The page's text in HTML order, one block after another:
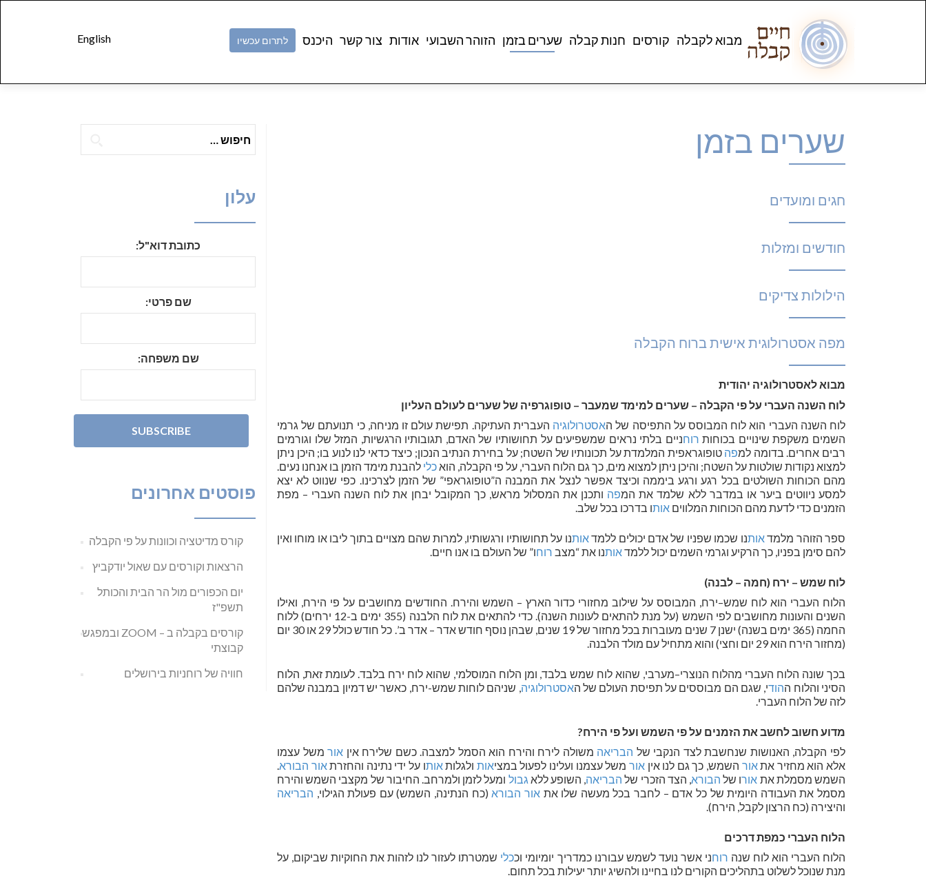
English מבוא לקבלה קורסים חנות קבלה שערים בזמן הזוהר השבועי אודות צור קשר היכנס לתרום עכשיו
שערים בזמן
חגים ומועדים
חודשים ומזלות
הילולות צדיקים
מפה אסטרולוגית אישית ברוח הקבלה
מבוא לאסטרולוגיה יהודית
לוח השנה העברי על פי הקבלה – שערים למימד שמעבר – טופוגרפיה של שערים לעולם העליון
לוח השנה העברי הוא לוח המבוסס על התפיסה של האסטרולוגיה העברית העתיקה. תפישת עולם זו מניחה, כי תנועתם של גרמי
השמים משקפת שינויים בכוחות רוחניים בלתי נראים שמשפיעים על תחושותיו של האדם, תגובותיו הרגשיות, המזל שלו וגורמים
רבים אחרים. בדומה למפה טופוגראפית המלמדת על תכונותיו של השטח; על בחירת הנתיב הנכון; כיצד כדאי לנו לנוע בו; היכן ניתן
למצוא נקודות שולטות על השטח; והיכן ניתן למצוא מים, כך גם הלוח העברי, על פי הקבלה, הואכלי להבנת מימד הזמן בו אנחנו נעים.
מהם הכוחות השולטים בכל רגע ורגע ביממה וכיצד אפשר לנצל את המבנה ה”טופוגראפי” של הזמן לצרכינו. כפי שנווט לא יצא
למסע ניווטים ביער או במדבר ללא שלמד את המפה ותכנן את המסלול מראש, כך המקובל יבחן את לוח השנה העברי – מפת
הזמנים כדי לדעת מהם הכוחות המלווים אותו בדרכו בכל שלב.
ספר הזוהר מלמדאותנו שכמו שפניו של אדם יכולים ללמדאותנו על תחושותיו ורגשותיו, למרות שהם מצויים בתוך ליבו או מוחו ואין
להם סימן בפניו, כך הרקיע וגרמי השמים יכול ללמדאותנו את “מצב רוחו” של העולם בו אנו חיים.
לוח שמש – ירח (חמה – לבנה)
הלוח העברי הוא לוח שמש–ירח, המבוסס על שילוב מחזורי כדור הארץ – השמש והירח. החודשים מחושבים על פי הירח, ואילו
השנים והעונות מחושבים לפי השמש (על מנת להתאים לעונות השנה). כדי להתאים את לוח הלבנה (355 ימים ב-12 ירחים) ללוח
החמה (365 ימים בשנה) ישנן 7 שנים מעוברות בכל מחזור של 19 שנים, שבהן נוסף חודש אדר – אדר ב’. כל חודש כולל 29 או 30 יום
(מחזור הירח הוא 29 יום וחצי) והוא מתחיל עם מולד הלבנה.
בכך שונה הלוח העברי מהלוח הנוצרי–מערבי, שהוא לוח שמש בלבד, ומן הלוח המוסלמי, שהוא לוח ירח בלבד. לעומת זאת, הלוח
הסיני והלוח ההודי, שגם הם מבוססים על תפיסת העולם של האסטרולוגיה, שניהם לוחות שמש-ירח, כאשר יש דמיון במבנה שלהם
לזה של הלוח העברי.
מדוע חשוב לחשב את הזמנים על פי השמש ועל פי הירח?
לפי הקבלה, האנושות שנחשבת לצד הנקבי של הבריאה משולה לירח והירח הוא הסמל למצבה. כשם שלירח אין אורמשל עצמו
אלא הוא מחזיר אתאור השמש, כך גם לנו איןאור משל עצמנו ועלינו לפעול במציאות ולגלותאותו על ידי נתינה והחזרתאור הבורא.
השמש מסמלת את אורו של הבורא, הצד הזכרי של הבריאה, השופע ללא גבול ומעל לזמן ולמרחב. החיבור של מקצבי השמש והירח
מסמל את העבודה היומית של כל אדם – לחבר בכל מעשה שלו אתאור הבורא(כח הנתינה, השמש) עם פעולת הגילוי, הבריאה
והיצירה (כח הרצון לקבל, הירח).
הלוח העברי כמפת דרכים
הלוח העברי הוא לוח שנה רוחני אשר נועד לשמש עבורנו כמדריך יומיומי וככלי שמטרתו לעזור לנו לזהות את החוקיות שביקום, על
מנת שנוכל לשלוט בתהליכים הקורים לנו בחיינו ולהשיג יותר יעילות בכל תחום.
עלון
כתובת דוא"ל:
שם פרטי:
שם משפחה:
פוסטים אחרונים
קורס מדיטציה וכוונות על פי הקבלה
הרצאות וקורסים עם שאול יודקביץ
יום הכפורים מול הר הבית והכותל
תשפ"ז
קורסים בקבלה ב – ZOOM ובמפגש
קבוצתי
חוויה של רוחניות בירושלים